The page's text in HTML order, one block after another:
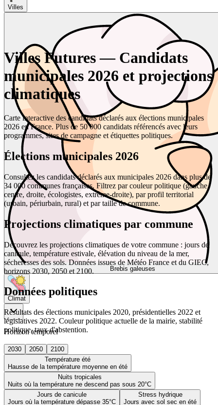
Villes
Brebis galeuses
Climat
Horizon temporel
2030 2050
2100
Température été
Hausse de la température moyenne en été
Nuits tropicales
Nuits où la température ne descend pas sous 20°C
Jours de canicule
Jours où la température dépasse 35°C
Stress hydrique
Jours avec sol sec en été
Villes Futures — Candidats
municipales 2026 et projections
climatiques
Carte interactive des candidats déclarés aux élections municipales
2026 en France. Plus de 50 000 candidats référencés avec leurs
programmes, sites de campagne et étiquettes politiques.
Élections municipales 2026
Consultez les candidats déclarés aux municipales 2026 dans plus de
34 000 communes françaises. Filtrez par couleur politique (gauche,
centre, droite, écologistes, extrême-droite), par profil territorial
(urbain, périurbain, rural) et par taille de commune.
Projections climatiques par commune
Découvrez les projections climatiques de votre commune : jours de
canicule, température estivale, élévation du niveau de la mer,
sécheresses des sols. Données issues de Météo France et du GIEC,
horizons 2030, 2050 et 2100.
Données politiques
Résultats des élections municipales 2020, présidentielles 2022 et
législatives 2022. Couleur politique actuelle de la mairie, stabilité
politique, taux d'abstention.